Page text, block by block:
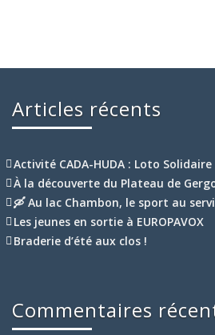
Articles récents
Activité CADA-HUDA : Loto Solidaire
À la découverte du Plateau de
🛶 Au lac Chambon, le sport au
Les jeunes en sortie à EUROPAVOX
Braderie d’été aux clos !
Commentaires